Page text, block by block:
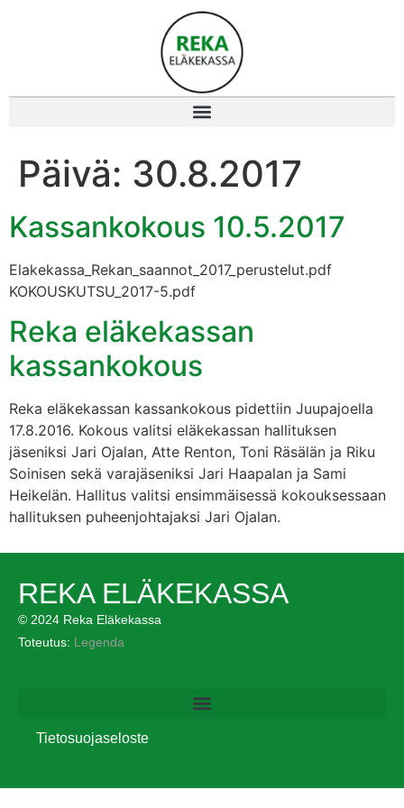
Päivä: 30.8.2017
Kassankokous 10.5.2017
Elakekassa_Rekan_saannot_2017_perustelut.pdf
KOKOUSKUTSU_2017-5.pdf
Reka eläkekassan
kassankokous
Reka eläkekassan kassankokous pidettiin Juupajoella
17.8.2016. Kokous valitsi eläkekassan hallituksen
jäseniksi Jari Ojalan, Atte Renton, Toni Räsälän ja Riku
Soinisen sekä varajäseniksi Jari Haapalan ja Sami
Heikelän. Hallitus valitsi ensimmäisessä kokouksessaan
hallituksen puheenjohtajaksi Jari Ojalan.
REKA ELÄKEKASSA
© 2024 Reka Eläkekassa
Toteutus:
Legenda
Tietosuojaseloste